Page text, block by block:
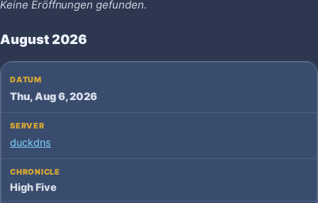
Keine Eröffnungen gefunden.
August 2026
Thu, Aug 6, 2026
duckdns
High Five